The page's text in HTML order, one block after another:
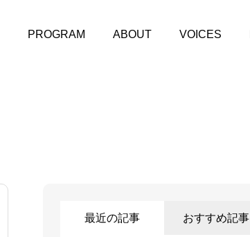
PROGRAM ABOUT VOICES
最近の記事 おすすめ記事